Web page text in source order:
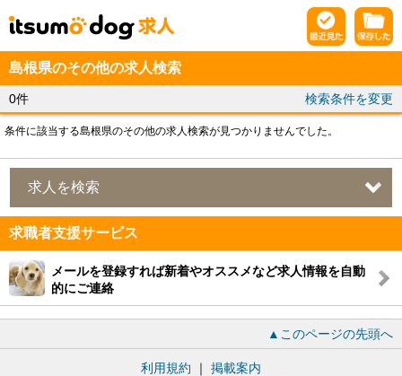
島根県のその他の求人検索
0件 検索条件を変更
条件に該当する島根県のその他の求人検索が見つかりませんでした。
求人を検索
求職者支援サービス
メールを登録すれば新着やオススメなど求人情報を自動
的にご連絡
▲このページの先頭へ
利用規約 ｜ 掲載案内